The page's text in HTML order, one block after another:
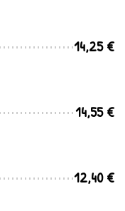
14,25 €
14,55 €
12,40 €